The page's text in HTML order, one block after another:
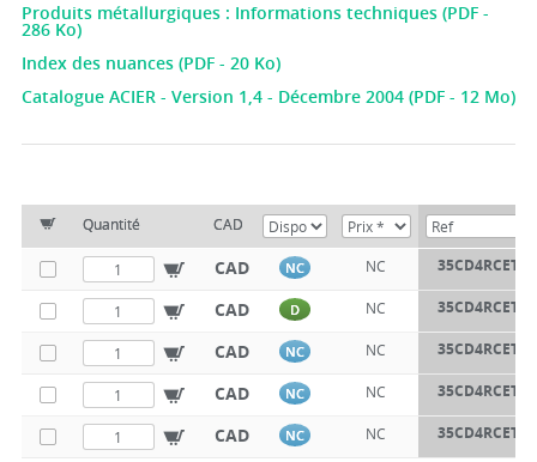
Produits métallurgiques : Informations techniques (PDF -
286 Ko)
Index des nuances (PDF - 20 Ko)
Catalogue ACIER - Version 1,4 - Décembre 2004 (PDF - 12 Mo)
Quantité CAD
CAD NC NC
CAD D NC
CAD NC NC
CAD NC NC
CAD NC NC